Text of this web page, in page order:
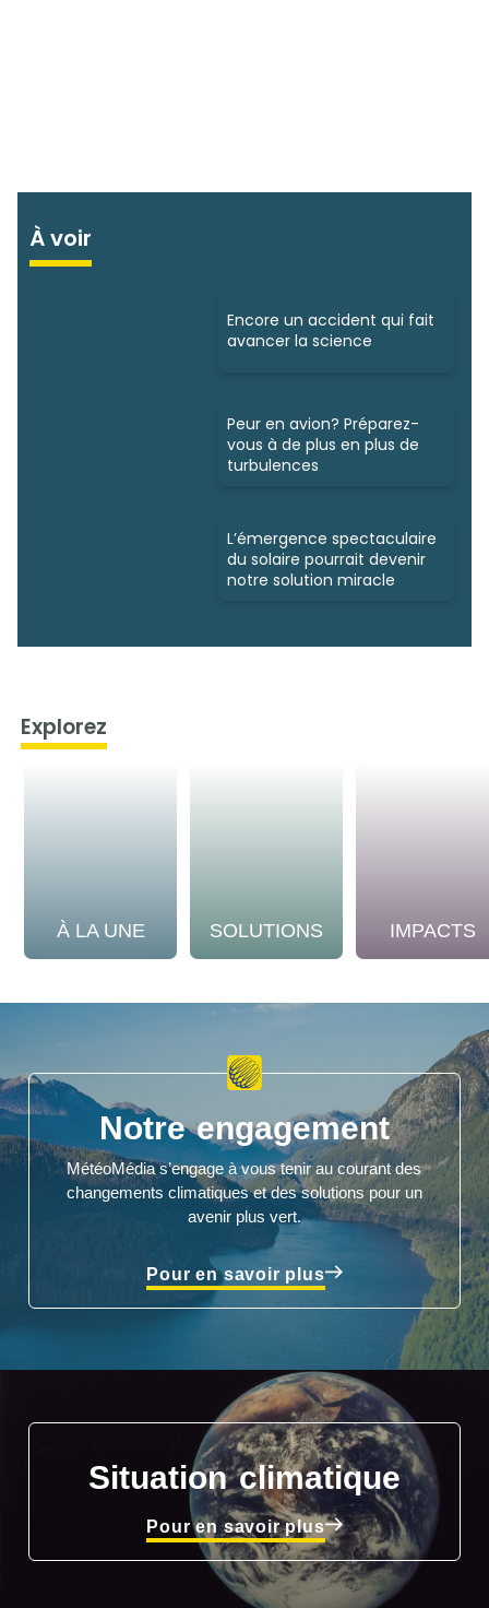
À voir
Encore un accident qui fait
avancer la science
Peur en avion? Préparez-
vous à de plus en plus de
turbulences
L’émergence spectaculaire
du solaire pourrait devenir
notre solution miracle
Explorez
À LA UNE SOLUTIONS IMPACTS
Notre engagement
MétéoMédia s’engage à vous tenir au courant des
changements climatiques et des solutions pour un
avenir plus vert.
Pour en savoir plus
Situation climatique
Pour en savoir plus